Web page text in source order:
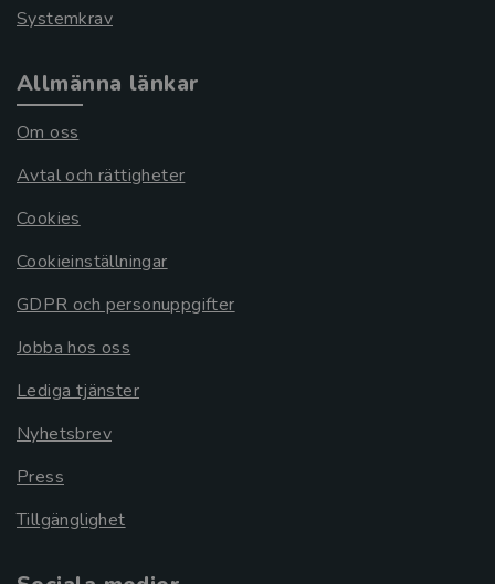
Systemkrav
Allmänna länkar
Om oss
Avtal och rättigheter
Cookies
Cookieinställningar
GDPR och personuppgifter
Jobba hos oss
Lediga tjänster
Nyhetsbrev
Press
Tillgänglighet